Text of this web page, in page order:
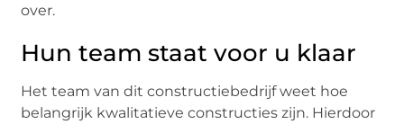
over.
Hun team staat voor u klaar
Het team van dit constructiebedrijf weet hoe
belangrijk kwalitatieve constructies zijn. Hierdoor